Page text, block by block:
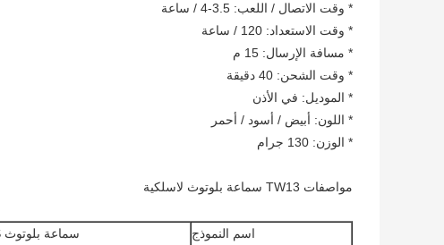
* وقت الاتصال / اللعب: 3.5-4 / ساعة
* وقت الاستعداد: 120 / ساعة
* مسافة الإرسال: 15 م
* وقت الشحن: 40 دقيقة
* الموديل: في الأذن
* اللون: أبيض / أسود / أحمر
* الوزن: 130 جرام
مواصفات TW13 سماعة بلوتوث لاسلكية
اسم النموذج
سماعة بلوتوث TW13 TWS